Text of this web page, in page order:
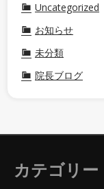
Uncategorized
お知らせ
未分類
院長ブログ
カテゴリー